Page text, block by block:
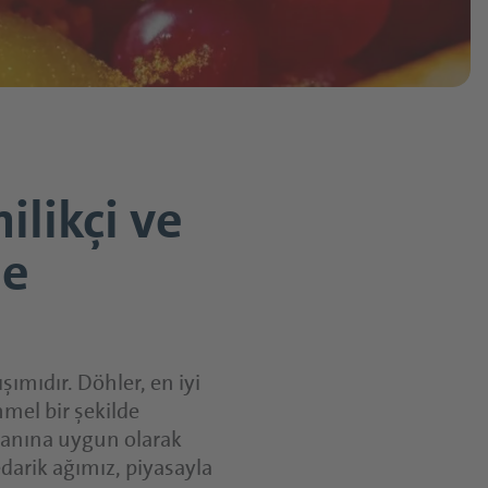
Kapsüller
Tabletler
Toz Ürünler
ve
Döhler, en iyi
bir şekilde
uygun olarak
ağımız, piyasayla